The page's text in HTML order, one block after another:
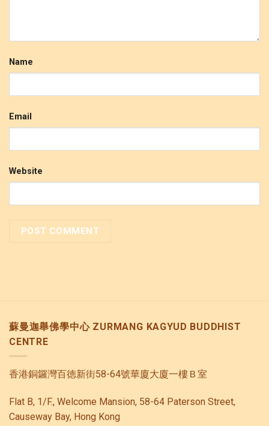
Name
Email
Website
蘇曼迦舉佛學中心 ZURMANG KAGYUD BUDDHIST
CENTRE
香港銅鑼灣百徳新街58-64號華廈大廈一樓Ｂ室
Flat B, 1/F., Welcome Mansion, 58-64 Paterson Street,
Causeway Bay, Hong Kong